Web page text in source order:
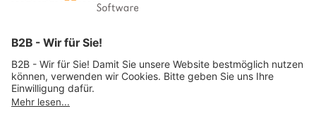
und 12:30 bis 17:00 Uhr
von 08:30 bis 12:30 Uhr
... oder senden Sie uns Ihre Nachricht»